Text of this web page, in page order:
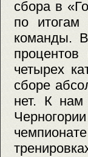
сбора в
по итогам
команды.
четырех
сборе
нет. К нам